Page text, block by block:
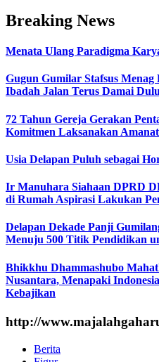
Breaking News
Menata Ulang Paradigma
Gugun Gumilar Stafsus
Ibadah Jalan Terus Damai
72 Tahun Gereja Gerakan
Komitmen Laksanakan
Usia Delapan Puluh sebagai
Ir Manuhara Siahaan DPRD
di Rumah Aspirasi Lakukan
Delapan Dekade Panji
Menuju 500 Titik Pendidikan
Bhikkhu Dhammashubo
Nusantara, Menapaki
Kebajikan
http://
Berita